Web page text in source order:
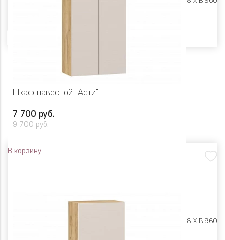
Шкаф навесной "Асти"
7 700 руб.
9 700 руб.
В корзину
Ш 600 X Г 318 X В 960